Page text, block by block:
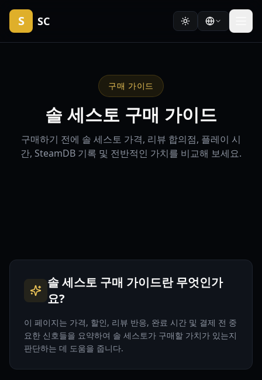
S SC
구매 가이드
솔 세스토 구매 가이드
구매하기 전에 솔 세스토 가격, 리뷰 합의점, 플레이 시
간, SteamDB 기록 및 전반적인 가치를 비교해 보세요.
솔 세스토 구매 가이드란 무엇인가
요?
이 페이지는 가격, 할인, 리뷰 반응, 완료 시간 및 결제 전 중
요한 신호들을 요약하여 솔 세스토가 구매할 가치가 있는지
판단하는 데 도움을 줍니다.